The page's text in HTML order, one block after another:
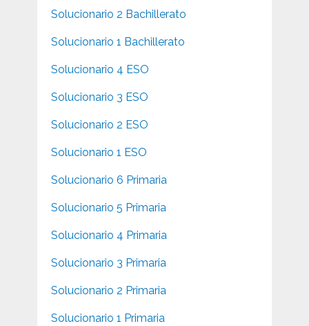
Solucionario 2 Bachillerato
Solucionario 1 Bachillerato
Solucionario 4 ESO
Solucionario 3 ESO
Solucionario 2 ESO
Solucionario 1 ESO
Solucionario 6 Primaria
Solucionario 5 Primaria
Solucionario 4 Primaria
Solucionario 3 Primaria
Solucionario 2 Primaria
Solucionario 1 Primaria